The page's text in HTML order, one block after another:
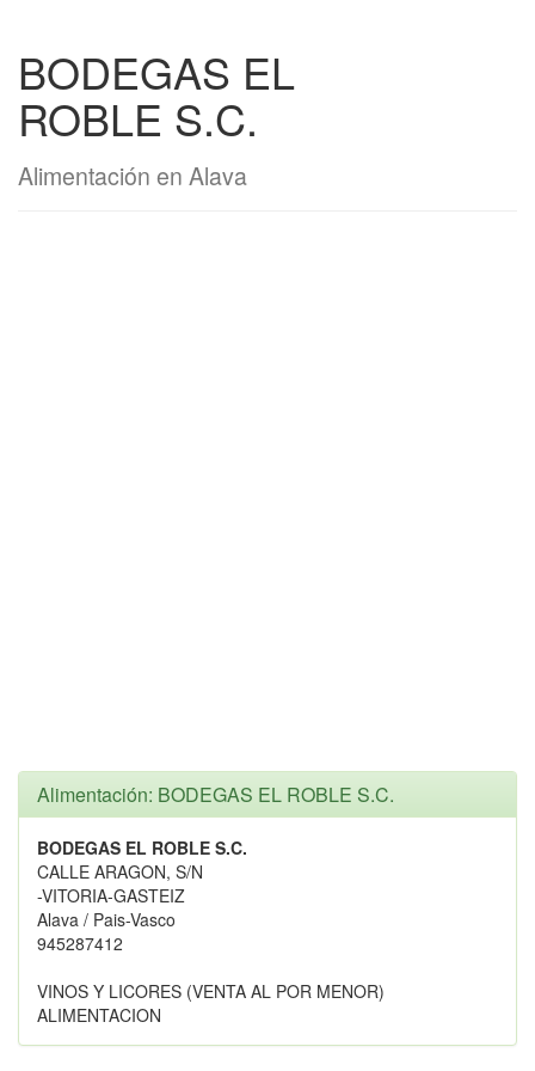
BODEGAS EL
ROBLE S.C.
Alimentación en Alava
Alimentación: BODEGAS EL ROBLE S.C.
BODEGAS EL ROBLE S.C.
CALLE ARAGON, S/N
-VITORIA-GASTEIZ
Alava / Pais-Vasco
945287412
VINOS Y LICORES (VENTA AL POR MENOR)
ALIMENTACION